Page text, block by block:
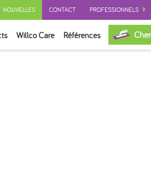
NOUVELLES CONTACT PROFESSIONNELS
Willco Care Références